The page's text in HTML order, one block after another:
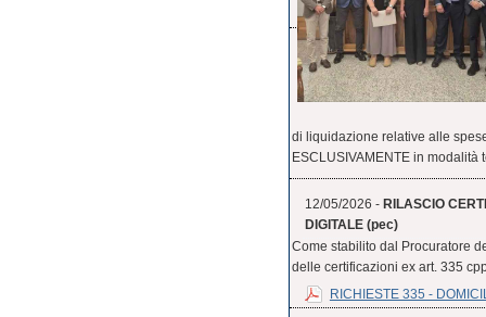
di liquidazione relative alle
ESCLUSIVAMENTE in modalità
12/05/2026 - RILASCIO
DIGITALE (pec)
Come stabilito dal Procuratore
delle certificazioni ex art. 335
RICHIESTE 335 -